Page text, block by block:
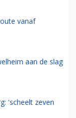
vanaf
aan de slag
'scheelt zeven